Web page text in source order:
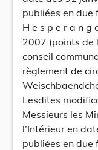
publiées en due
H e s p e r a n g
2007 (points de
conseil
règlement de
Lesdites
Messieurs les
l’Intérieur en
publiées en due